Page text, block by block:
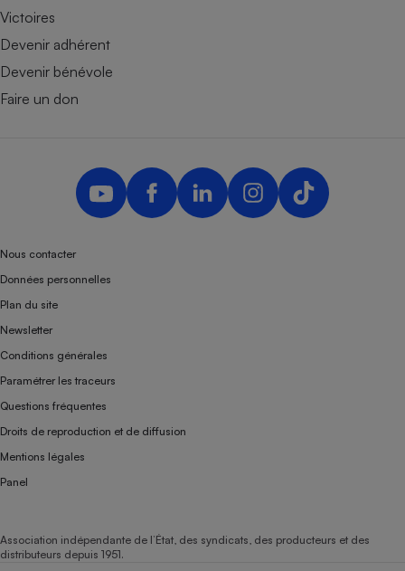
Victoires
Devenir adhérent
Devenir bénévole
Faire un don
Nous contacter
Données personnelles
Plan du site
Newsletter
Conditions générales
Paramétrer les traceurs
Questions fréquentes
Droits de reproduction et de diffusion
Mentions légales
Panel
Association indépendante de l’État, des syndicats, des producteurs et des
distributeurs depuis 1951.